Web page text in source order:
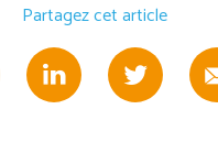
Partagez cet article